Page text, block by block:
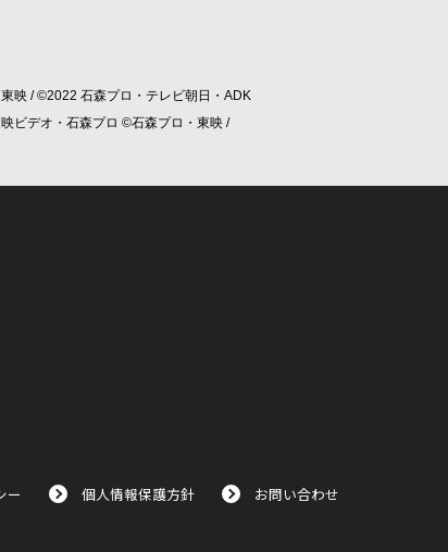
映 / ©2022 石森プロ・テレビ朝日・ADK
ビデオ・石森プロ ©石森プロ・東映 /
ー 個人情報保護方針 お問い合わせ